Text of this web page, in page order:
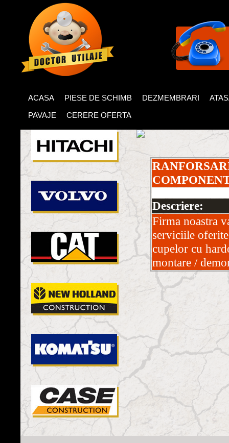
ACASA PIESE DE SCHIMB DEZMEMBRARI
PAVAJE
CERERE OFERTA
Descriere:
Firma noastra
serviciile
cupelor cu
montare /